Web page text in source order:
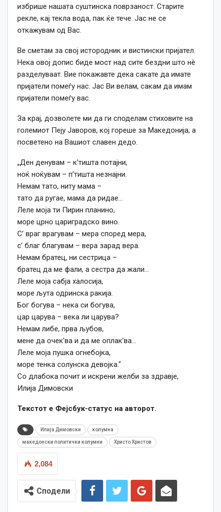
избрише нашата суштинска поврзаност. Старите
рекле, кај текла вода, пак ќе тече. Јас не се
откажувам од Вас.
Ве сметам за свој истородник и вистински пријател.
Нека овој допис биде мост над сите бездни што нè
разделуваат. Вие покажавте дека сакате да имате
пријатели помеѓу нас. Јас Ви велам, сакам да имам
пријатели помеѓу вас.
За крај, дозволете ми да ги споделам стиховите на
големиот Пеју Јаворов, кој гореше за Македонија, а
посветено на Вашиот славен дедо.
„Ден денувам – к’тишта потајни,
ноќ ноќувам – п’тишта незнајни.
Немам тато, ниту мама –
тато да ругае, мама да ридае…
Леле моја ти Пирин планино,
море црно цариградско вино.
С’ враг врагувам – мера според мера,
с’ благ благувам – вера зарад вера.
Немам братец, ни сестрица –
братец да ме фали, а сестра да жали…
Леле моја сабја халосија,
море љута одринска ракија.
Бог богува – нека си богува,
цар царува – века ли царува?
Немам либе, прва љубов,
мене да очек’ва и да ме оплак’ва…
Леле моја пушка огнебојка,
море тенка солунска девојка.“
Со длабока почит и искрени желби за здравје,
Илија Димовски
Текстот е Фејсбук-статус на авторот.
Илија Димовски колумна
македонски политички колумни Христо Христов
2,084
Сподели